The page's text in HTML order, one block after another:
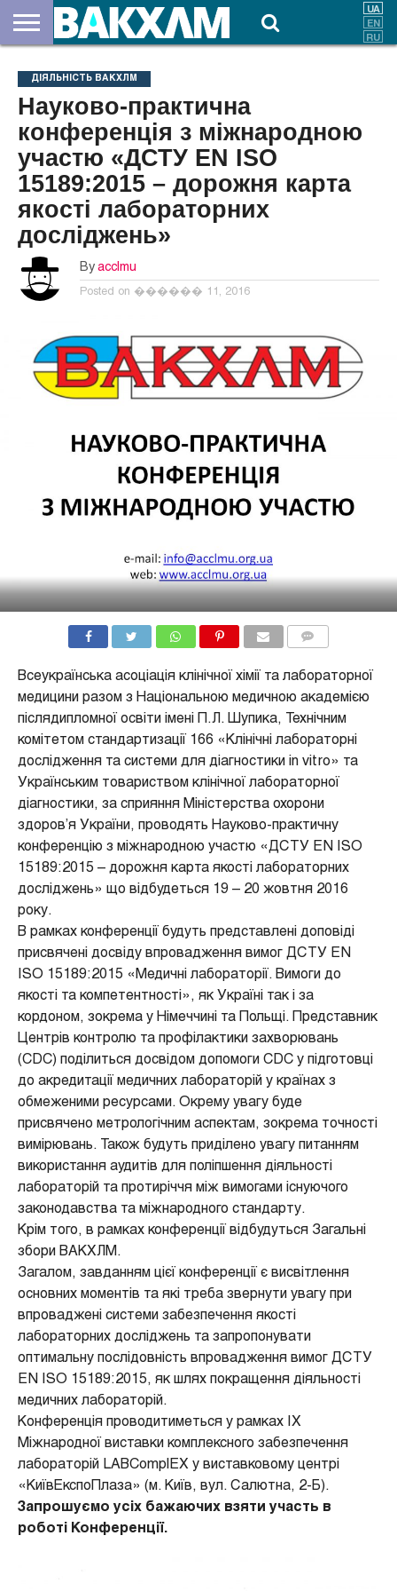
НАС
ВНЕСКИ
ДОКУМЕНТИ
НОВИНИ
КОНТАКТИ
ДІЯЛЬНІСТЬ ВАКХЛМ
Науково-практична
конференція з міжнародною
участю «ДСТУ EN ISO
15189:2015 – дорожня карта
якості лабораторних
досліджень»
By acclmu
Posted on ������ 11, 2016
Всеукраїнська асоціація клінічної хімії та лабораторної
медицини разом з Національною медичною академією
післядипломної освіти імені П.Л. Шупика, Технічним
комітетом стандартизації 166 «Клінічні лабораторні
дослідження та системи для діагностики in vitro» та
Українським товариством клінічної лабораторної
діагностики, за сприяння Міністерства охорони
здоров’я України, проводять Науково-практичну
конференцію з міжнародною участю «ДСТУ EN ISO
15189:2015 – дорожня карта якості лабораторних
досліджень» що відбудеться 19 – 20 жовтня 2016
року.
В рамках конференції будуть представлені доповіді
присвячені досвіду впровадження вимог ДСТУ EN
ISO 15189:2015 «Медичні лабораторії. Вимоги до
якості та компетентності», як Україні так і за
кордоном, зокрема у Німеччині та Польщі. Представник
Центрів контролю та профілактики захворювань
(CDC) поділиться досвідом допомоги CDC у підготовці
до акредитації медичних лабораторій у країнах з
обмеженими ресурсами. Окрему увагу буде
присвячено метрологічним аспектам, зокрема точності
вимірювань. Також будуть приділено увагу питанням
використання аудитів для поліпшення діяльності
лабораторій та протиріччя між вимогами існуючого
законодавства та міжнародного стандарту.
Крім того, в рамках конференції відбудуться Загальні
збори ВАКХЛМ.
Загалом, завданням цієї конференції є висвітлення
основних моментів та які треба звернути увагу при
впроваджені системи забезпечення якості
лабораторних досліджень та запропонувати
оптимальну послідовність впровадження вимог ДСТУ
EN ISO 15189:2015, як шлях покращення діяльності
медичних лабораторій.
Конференція проводитиметься у рамках IX
Міжнародної виставки комплексного забезпечення
лабораторій LABComplEX у виставковому центрі
«КиївЕкспоПлаза» (м. Київ, вул. Салютна, 2-Б).
Запрошуємо усіх бажаючих взяти участь в
роботі Конференції.